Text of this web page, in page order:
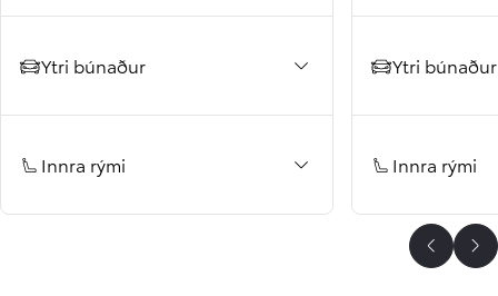
Ytri búnaður
Innra rými
Ytri búnaður
Innra rými
Til baka